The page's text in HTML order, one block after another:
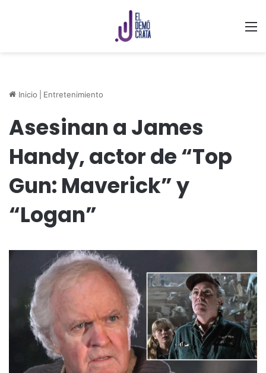
Inicio Entretenimiento
Asesinan a James
Handy, actor de “Top
Gun: Maverick” y
“Logan”